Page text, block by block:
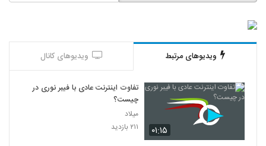
ویدیوهای مرتبط ویدیوهای کانال
۰۱:۱۵
تفاوت اینترنت عادی با فیبر نوری در
چیست؟
میلاد
۲۱۱ بازدید